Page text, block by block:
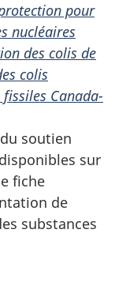
pour
nucléaires
des colis de
colis
Canada-
soutien
sur
fiche
de
substances